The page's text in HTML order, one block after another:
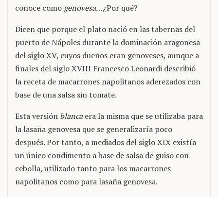
conoce como genovesa…¿Por qué?
Dicen que porque el plato nació en las tabernas del
puerto de Nápoles durante la dominación aragonesa
del siglo XV, cuyos dueños eran genoveses, aunque a
finales del siglo XVIII Francesco Leonardi describió
la receta de macarrones napolitanos aderezados con
base de una salsa sin tomate.
Esta versión blancaera la misma que se utilizaba para
la lasaña genovesa que se generalizaría poco
después. Por tanto, a mediados del siglo XIX existía
un único condimento a base de salsa de guiso con
cebolla, utilizado tanto para los macarrones
napolitanos como para lasaña genovesa.